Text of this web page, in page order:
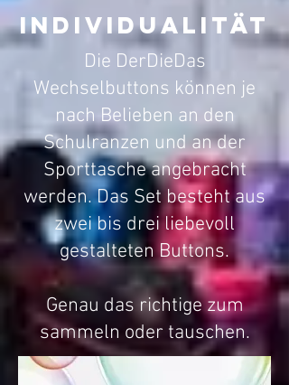
Individualität
Die DerDieDas
Wechselbuttons können je
nach Belieben an den
Schulranzen und an der
Sporttasche angebracht
werden. Das Set besteht aus
zwei bis drei liebevoll
gestalteten Buttons.
Genau das richtige zum
sammeln oder tauschen.